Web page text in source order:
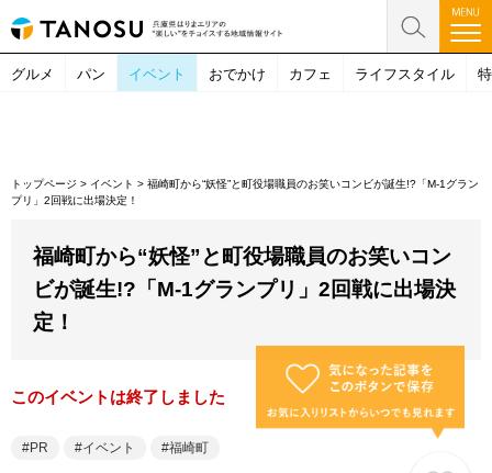
グルメ パン イベント おでかけ カフェ ライフスタイル
トップページ > イベント >福崎町から“妖怪”と町役場職員のお笑いコンビが誕生!?「M-1グラン
プリ」2回戦に出場決定！
福崎町から“妖怪”と町役場職員のお笑いコン
ビが誕生!?「M-1グランプリ」2回戦に出場決
定！
このイベントは終了しました
PR イベント 福崎町